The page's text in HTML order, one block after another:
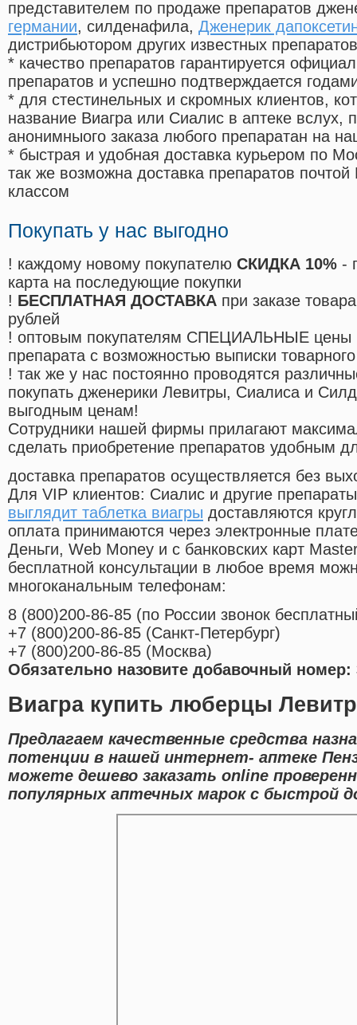
представителем по продаже препаратов
германии, силденафила, Дженерик
дистрибьютором других известных препаратов
* качество препаратов гарантируется
препаратов и успешно подтверждается
* для стестинельных и скромных клиентов,
название Виагра или Сиалис в аптеке вслух,
анонимныого заказа любого препаратан на
* быстрая и удобная доставка курьером по
так же возможна доставка препаратов
классом
Покупать у нас выгодно
! каждому новому покупателю СКИДКА 10% -
карта на последующие покупки
! БЕСПЛАТНАЯ ДОСТАВКА при заказе
рублей
! оптовым покупателям СПЕЦИАЛЬНЫЕ цены
препарата с возможностью выписки
! так же у нас постоянно проводятся
покупать дженерики Левитры, Сиалиса и
выгодным ценам!
Cотрудники нашей фирмы прилагают
сделать приобретение препаратов удобным
доставка препаратов осуществляется без
Для VIP клиентов: Сиалис и другие
выглядит таблетка виагры доставляются
оплата принимаются через электронные
Деньги, Web Money и с банковских карт
бесплатной консультации в любое время
многоканальным телефонам:
8 (800)200-86-85 (по России звонок
+7 (800)200-86-85 (Санкт-Петербург)
+7 (800)200-86-85 (Москва)
Обязательно назовите добавочный номер:
Виагра купить люберцы
Предлагаем качественные средства
потенции в нашей интернет- аптеке
можете дешево заказать online
популярных аптечных марок с быстрой